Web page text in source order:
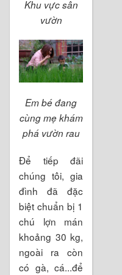
Khu vực sân
vườn
Em bé đang
cùng mẹ khám
phá vườn rau
Để tiếp đãi
chúng tôi, gia
đình đã đặc
biệt chuẩn bị 1
chú lợn mán
khoảng 30 kg,
ngoài ra còn
có gà, cá...để